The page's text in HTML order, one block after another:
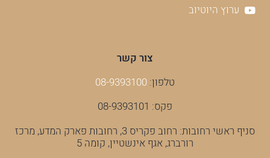
ערוץ היוטיוב
צור קשר
טלפון: 08-9393100
פקס: 08-9393101
סניף ראשי רחובות: רחוב פקריס 3, רחובות פארק המדע, מרכז
רורברג, אגף אינשטיין, קומה 5